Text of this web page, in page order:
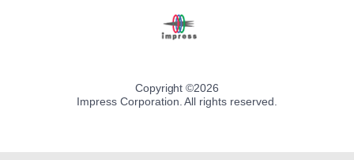
Copyright ©2026
Impress Corporation. All rights reserved.